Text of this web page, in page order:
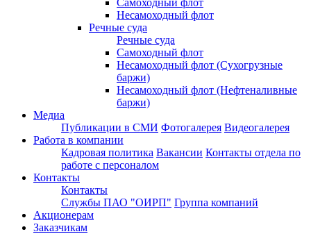
Самоходный флот
Несамоходный флот
Речные суда
Речные суда
Самоходный флот
Несамоходный флот (Сухогрузные
баржи)
Несамоходный флот (Нефтеналивные
баржи)
Медиа
Публикации в СМИ Фотогалерея Видеогалерея
Работа в компании
Кадровая политика Вакансии Контакты отдела по
работе с персоналом
Контакты
Контакты
Службы ПАО "ОИРП" Группа компаний
Акционерам
Заказчикам